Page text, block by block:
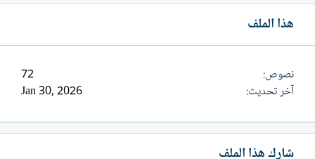
هذا الملف
نصوص
72
آخر تحديث
Jan 30, 2026
شارك هذا الملف